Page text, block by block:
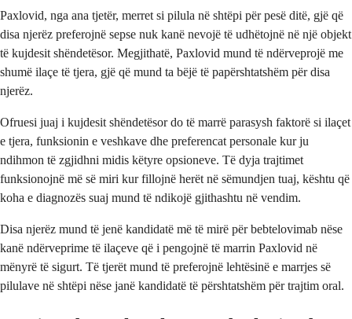
Paxlovid, nga ana tjetër, merret si pilula në shtëpi për pesë ditë, gjë që
disa njerëz preferojnë sepse nuk kanë nevojë të udhëtojnë në një objekt
të kujdesit shëndetësor. Megjithatë, Paxlovid mund të ndërveprojë me
shumë ilaçe të tjera, gjë që mund ta bëjë të papërshtatshëm për disa
njerëz.
Ofruesi juaj i kujdesit shëndetësor do të marrë parasysh faktorë si ilaçet
e tjera, funksionin e veshkave dhe preferencat personale kur ju
ndihmon të zgjidhni midis këtyre opsioneve. Të dyja trajtimet
funksionojnë më së miri kur fillojnë herët në sëmundjen tuaj, kështu që
koha e diagnozës suaj mund të ndikojë gjithashtu në vendim.
Disa njerëz mund të jenë kandidatë më të mirë për bebtelovimab nëse
kanë ndërveprime të ilaçeve që i pengojnë të marrin Paxlovid në
mënyrë të sigurt. Të tjerët mund të preferojnë lehtësinë e marrjes së
pilulave në shtëpi nëse janë kandidatë të përshtatshëm për trajtim oral.